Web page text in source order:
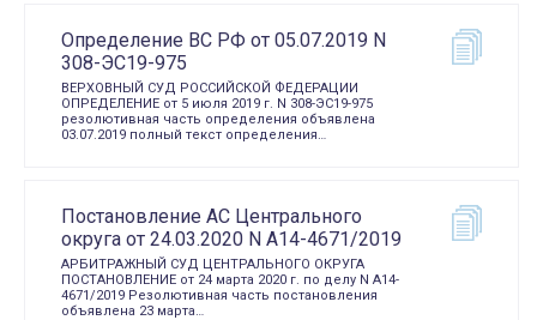
Определение ВС РФ от 05.07.2019 N
308-ЭС19-975
ВЕРХОВНЫЙ СУД РОССИЙСКОЙ ФЕДЕРАЦИИ
ОПРЕДЕЛЕНИЕ от 5 июля 2019 г. N 308-ЭС19-975
резолютивная часть определения объявлена
03.07.2019 полный текст определения…
Постановление АС Центрального
округа от 24.03.2020 N А14-4671/2019
АРБИТРАЖНЫЙ СУД ЦЕНТРАЛЬНОГО ОКРУГА
ПОСТАНОВЛЕНИЕ от 24 марта 2020 г. по делу N А14-
4671/2019 Резолютивная часть постановления
объявлена 23 марта…